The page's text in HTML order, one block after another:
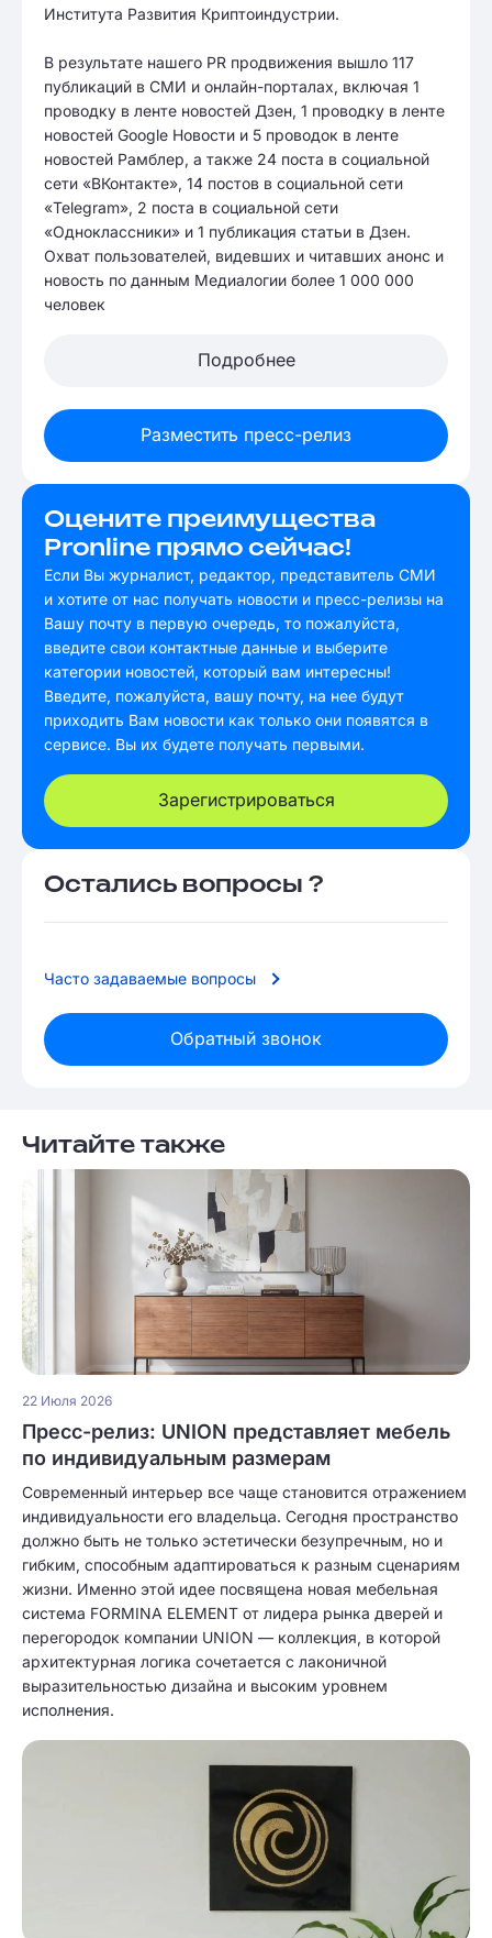
Института Развития Криптоиндустрии.
В результате нашего PR продвижения вышло 117
публикаций в СМИ и онлайн-порталах, включая 1
проводку в ленте новостей Дзен, 1 проводку в ленте
новостей Google Новости и 5 проводок в ленте
новостей Рамблер, а также 24 поста в социальной
сети «ВКонтакте», 14 постов в социальной сети
«Telegram», 2 поста в социальной сети
«Одноклассники» и 1 публикация статьи в Дзен.
Охват пользователей, видевших и читавших анонс и
новость по данным Медиалогии более 1 000 000
человек
Подробнее
Разместить пресс-релиз
Оцените преимущества
Pronline прямо сейчас!
Если Вы журналист, редактор, представитель СМИ
и хотите от нас получать новости и пресс-релизы на
Вашу почту в первую очередь, то пожалуйста,
введите свои контактные данные и выберите
категории новостей, который вам интересны!
Введите, пожалуйста, вашу почту, на нее будут
приходить Вам новости как только они появятся в
сервисе. Вы их будете получать первыми.
Зарегистрироваться
Остались вопросы ?
Часто задаваемые вопросы
Обратный звонок
Читайте также
22 Июля 2026
Пресс-релиз: UNION представляет мебель
по индивидуальным размерам
Современный интерьер все чаще становится отражением
индивидуальности его владельца. Сегодня пространство
должно быть не только эстетически безупречным, но и
гибким, способным адаптироваться к разным сценариям
жизни. Именно этой идее посвящена новая мебельная
система FORMINA ELEMENT от лидера рынка дверей и
перегородок компании UNION — коллекция, в которой
архитектурная логика сочетается с лаконичной
выразительностью дизайна и высоким уровнем
исполнения.